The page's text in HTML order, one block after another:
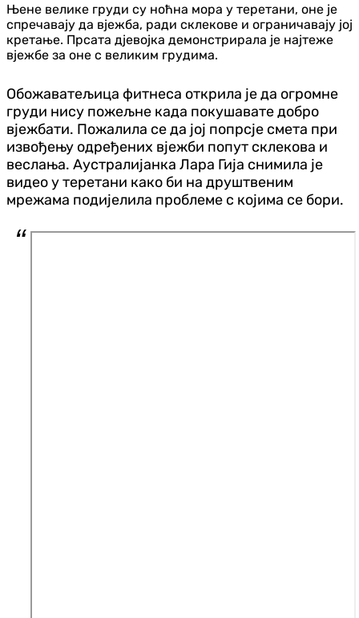
Њене велике груди су ноћна мора у теретани, оне је
спречавају да вјежба, ради склекове и ограничавају јој
кретање. Прсата д‌јевојка демонстрирала је најтеже
вјежбе за оне с великим грудима.
Обожаватељица фитнеса открила је да огромне
груди нису пожељне када покушавате добро
вјежбати. Пожалила се да јој попрсје смета при
извођењу одређених вјежби попут склекова и
веслања. Аустралијанка Лара Гија снимила је
видео у теретани како би на друштвеним
мрежама подијелила проблеме с којима се бори.